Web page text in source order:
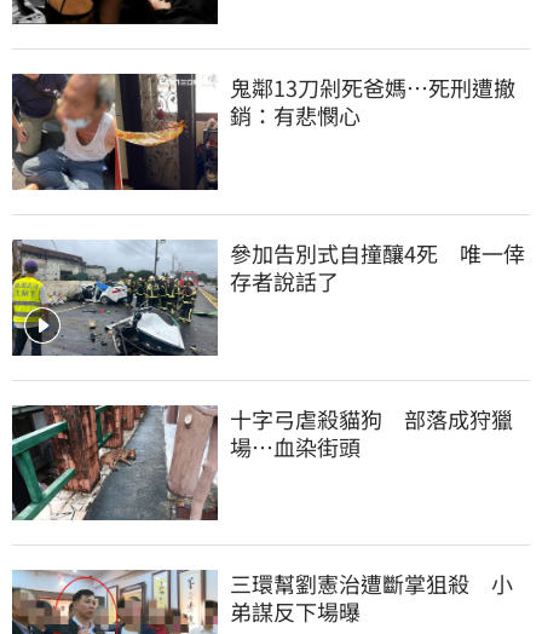
鬼鄰13刀剁死爸媽…死刑遭撤
銷：有悲憫心
參加告別式自撞釀4死　唯一倖
存者說話了
十字弓虐殺貓狗　部落成狩獵
場…血染街頭
三環幫劉憲治遭斷掌狙殺　小
弟謀反下場曝